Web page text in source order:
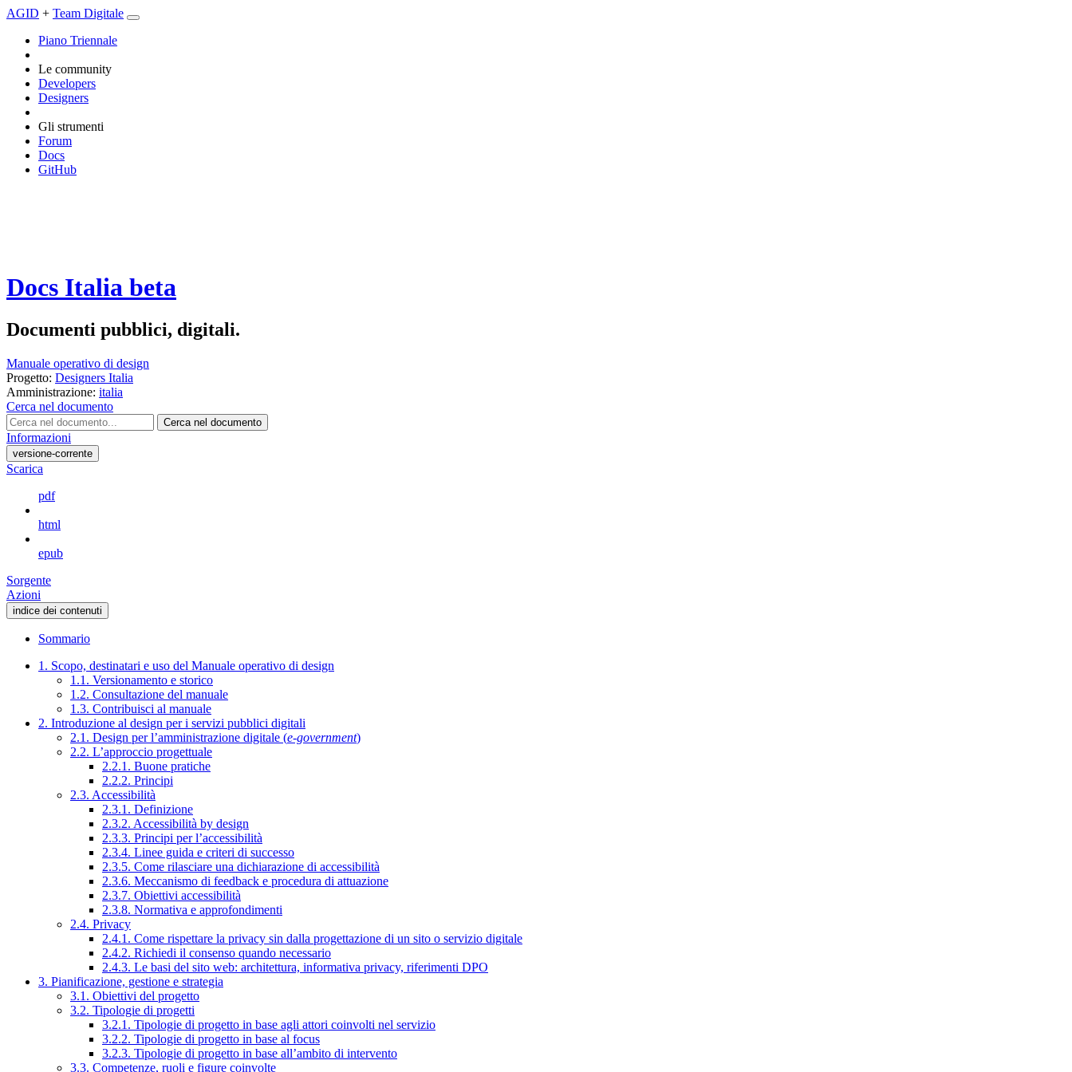
AGID + Team Digitale
Piano Triennale
Le community
Developers
Designers
Gli strumenti
Forum
Docs
GitHub
Docs Italia beta
Documenti pubblici, digitali.
Manuale operativo di design
Progetto: Designers Italia
Amministrazione: italia
Cerca nel documento
Cerca nel documento
Informazioni
versione-corrente
Scarica
pdf
html
epub
Sorgente
Azioni
indice dei contenuti
Sommario
1. Scopo, destinatari e uso del Manuale operativo di design
1.1. Versionamento e storico
1.2. Consultazione del manuale
1.3. Contribuisci al manuale
2. Introduzione al design per i servizi pubblici digitali
2.1. Design per l’amministrazione digitale (e-government)
2.2. L’approccio progettuale
2.2.1. Buone pratiche
2.2.2. Principi
2.3. Accessibilità
2.3.1. Definizione
2.3.2. Accessibilità by design
2.3.3. Principi per l’accessibilità
2.3.4. Linee guida e criteri di successo
2.3.5. Come rilasciare una dichiarazione di accessibilità
2.3.6. Meccanismo di feedback e procedura di attuazione
2.3.7. Obiettivi accessibilità
2.3.8. Normativa e approfondimenti
2.4. Privacy
2.4.1. Come rispettare la privacy sin dalla progettazione di un sito o servizio digitale
2.4.2. Richiedi il consenso quando necessario
2.4.3. Le basi del sito web: architettura, informativa privacy, riferimenti DPO
3. Pianificazione, gestione e strategia
3.1. Obiettivi del progetto
3.2. Tipologie di progetti
3.2.1. Tipologie di progetto in base agli attori coinvolti nel servizio
3.2.2. Tipologie di progetto in base al focus
3.2.3. Tipologie di progetto in base all’ambito di intervento
3.3. Competenze, ruoli e figure coinvolte